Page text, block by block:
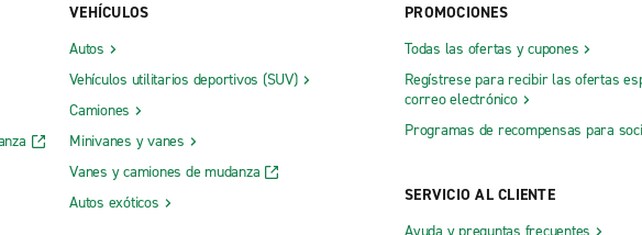
VEHÍCULOS
Autos
Vehículos utilitarios deportivos (SUV)
Camiones
Minivanes y vanes
Vanes y camiones de mudanza
Autos exóticos
PROMOCIONES
Todas las ofertas y cupones
Regístrese para recibir las ofertas
correo electrónico
Programas de recompensas para
SERVICIO AL CLIENTE